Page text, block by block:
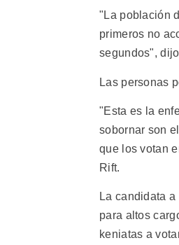
"La población
primeros no
segundos",
Las personas
"Esta es la
sobornar son
que los votan
Rift.
La candidata
para altos
keniatas a